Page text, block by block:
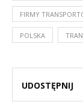
FIRMY
POLSKA
UDOSTĘPNIJ